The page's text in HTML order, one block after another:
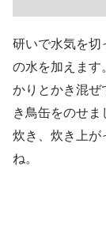
研いで水気を切
の水を加えます
かりとかき混ぜ
き鳥缶をのせ
炊き、炊き上が
ね。